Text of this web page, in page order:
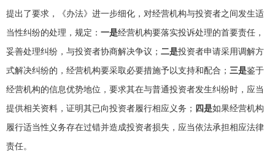
提出了要求，《办法》进一步细化，对经营机构与投资者之间发生适
当性纠纷的处理，规定： 一是经营机构要落实投诉处理的首要责任，
妥善处理纠纷，与投资者协商解决争议； 二是投资者申请采用调解方
式解决纠纷的，经营机构要采取必要措施予以支持和配合； 三是鉴于
经营机构的信息优势地位，要求其在与普通投资者发生纠纷时，应当
提供相关资料，证明其已向投资者履行相应义务； 四是如果经营机构
履行适当性义务存在过错并造成投资者损失，应当依法承担相应法律
责任。